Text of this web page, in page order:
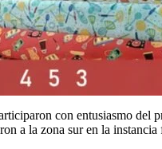
con entusiasmo del
a la zona sur en la instancia